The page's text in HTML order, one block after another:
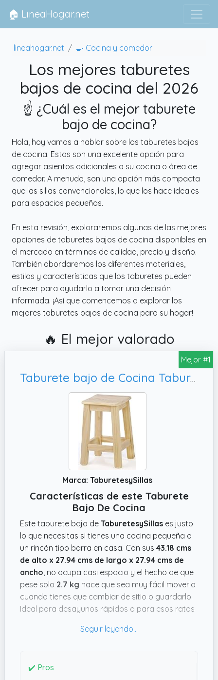
🏠 LineaHogar.net
lineahogar.net 🍳 Cocina y comedor
Los mejores taburetes
bajos de cocina del 2026
☝️ ¿Cuál es el mejor taburete
bajo de cocina?
Hola, hoy vamos a hablar sobre los taburetes bajos
de cocina. Estos son una excelente opción para
agregar asientos adicionales a su cocina o área de
comedor. A menudo, son una opción más compacta
que las sillas convencionales, lo que los hace ideales
para espacios pequeños.
En esta revisión, exploraremos algunas de las mejores
opciones de taburetes bajos de cocina disponibles en
el mercado en términos de calidad, precio y diseño.
También abordaremos los diferentes materiales,
estilos y características que los taburetes pueden
ofrecer para ayudarlo a tomar una decisión
informada. ¡Así que comencemos a explorar los
mejores taburetes bajos de cocina para su hogar!
🔥 El mejor valorado
Mejor #1
Taburete bajo de Cocina Taburete bajo para Bar 45cm
Marca: TaburetesySillas
Características de este Taburete
Bajo De Cocina
Este taburete bajo de TaburetesySillas es justo
lo que necesitas si tienes una cocina pequeña o
un rincón tipo barra en casa. Con sus 43.18 cms
de alto x 27.94 cms de largo x 27.94 cms de
ancho , no ocupa casi espacio y el hecho de que
pese solo 2.7 kg hace que sea muy fácil moverlo
cuando tienes que cambiar de sitio o guardarlo.
Ideal para desayunos rápidos o para esos ratos
robustez. Aunque no sea nada ostentoso, parece
✔️ Pros